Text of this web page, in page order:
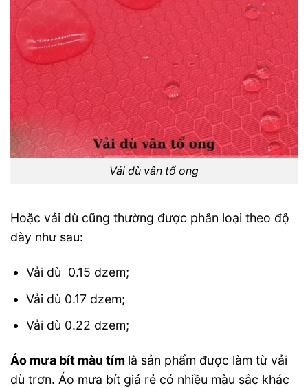
Vải dù vân tổ ong
Hoặc vải dù cũng thường được phân loại theo độ
dày như sau:
Vải dù 0.15 dzem;
Vải dù 0.17 dzem;
Vải dù 0.22 dzem;
Áo mưa bít màu tím là sản phẩm được làm từ vải
dù trơn. Áo mưa bít giá rẻ có nhiều màu sắc khác